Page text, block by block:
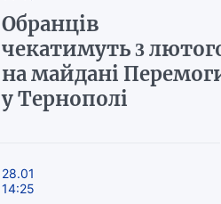
Обранців
чекатимуть 3
на майдані
у Тернополі
28.01
14:25